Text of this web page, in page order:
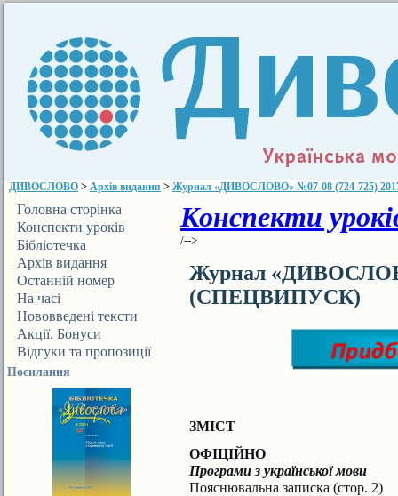
ДИВОСЛОВО > Архів видання > Журнал «ДИВОСЛОВО» №07-08 (724-725)
Головна сторінка
Конспекти уроків
Бібліотечка
ДИВОСЛОВА
Архів видання
Останній номер
На часі
Нововведені тексти
Акції. Бонуси
Відгуки та пропозиції
Посилання
Конспекти
/-->
Журнал
(СПЕЦВИПУСК)
ЗМІСТ
ОФІЦІЙНО
Програми з української мови
Пояснювальна записка (стор. 2)